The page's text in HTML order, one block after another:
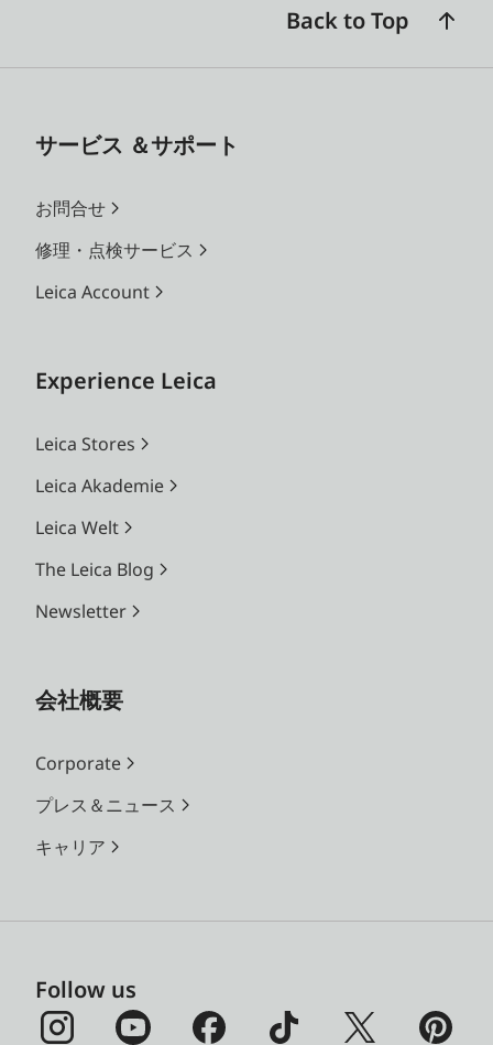
Back to Top
サービス ＆サポート
お問合せ
修理・点検サービス
Leica Account
Experience Leica
Leica Stores
Leica Akademie
Leica Welt
The Leica Blog
Newsletter
会社概要
Corporate
プレス＆ニュース
キャリア
Follow us